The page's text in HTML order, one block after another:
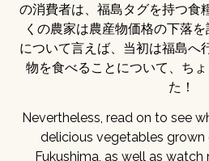
の消費者は、福島タグを持つ食
くの農家は農産物価格の下落
について言えば、当初は福島へ
物を食べることについて、ち
た！
Nevertheless, read on to see
delicious vegetables grown
Fukushima, as well as